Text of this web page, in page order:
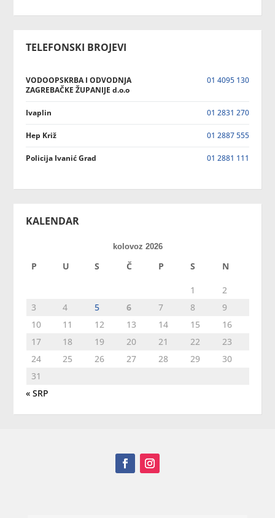
TELEFONSKI BROJEVI
VODOOPSKRBA I ODVODNJA
ZAGREBAČKE ŽUPANIJE d.o.o
01 4095 130
Ivaplin 01 2831 270
Hep Križ 01 2887 555
Policija Ivanić Grad 01 2881 111
KALENDAR
kolovoz 2026
P U S Č P S N
1
2
3
4 5 6 7 8
9
10
11 12 13 14 15
16
17
18 19 20 21 22
23
24
25 26 27 28 29
30
31
« SRP